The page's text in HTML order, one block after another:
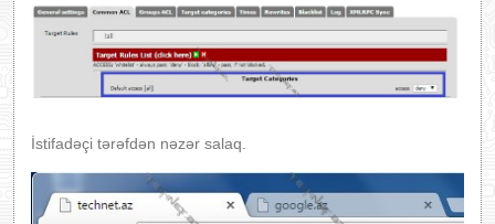
İstifadəçi tərəfdən nəzər salaq.